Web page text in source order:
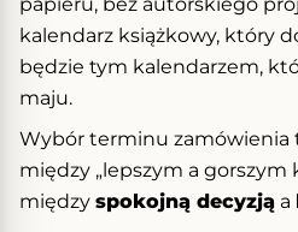
kalendarz książkowy, który
będzie tym kalendarzem,
maju.
Wybór terminu zamówienia
między „lepszym a gorszym
między spokojną decyzją a